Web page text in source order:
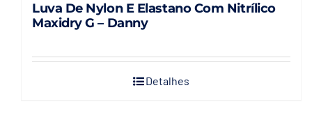
Luva De Nylon E Elastano Com Nitrílico
Maxidry G – Danny
Detalhes